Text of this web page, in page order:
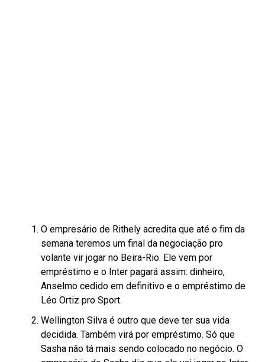
O empresário de Rithely acredita que até o fim da
semana teremos um final da negociação pro
volante vir jogar no Beira-Rio. Ele vem por
empréstimo e o Inter pagará assim: dinheiro,
Anselmo cedido em definitivo e o empréstimo de
Léo Ortiz pro Sport.
Wellington Silva é outro que deve ter sua vida
decidida. Também virá por empréstimo. Só que
Sasha não tá mais sendo colocado no negócio. O